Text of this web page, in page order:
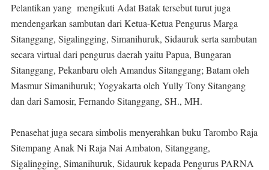
Pelantikan yang mengikuti Adat Batak tersebut turut juga
mendengarkan sambutan dari Ketua-Ketua Pengurus Marga
Sitanggang, Sigalingging, Simanihuruk, Sidauruk serta sambutan
secara virtual dari pengurus daerah yaitu Papua, Bungaran
Sitanggang, Pekanbaru oleh Amandus Sitanggang; Batam oleh
Masmur Simanihuruk; Yogyakarta oleh Yully Tony Sitangang
dan dari Samosir, Fernando Sitanggang, SH., MH.
Penasehat juga secara simbolis menyerahkan buku Tarombo Raja
Sitempang Anak Ni Raja Nai Ambaton, Sitanggang,
Sigalingging, Simanihuruk, Sidauruk kepada Pengurus PARNA